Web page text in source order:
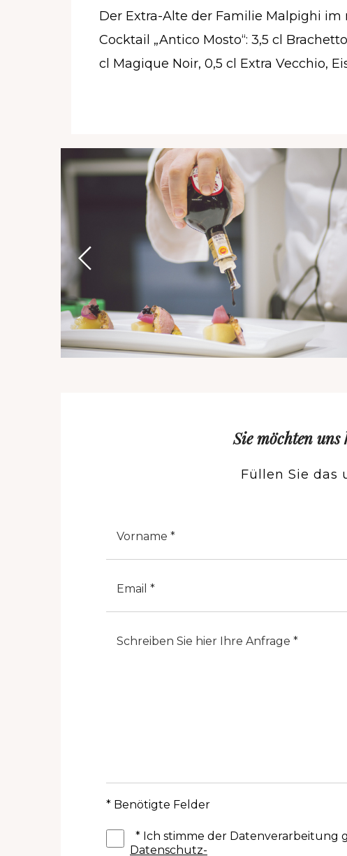
Der Extra-Alte der Familie Malpighi im
Cocktail „Antico Mosto“: 3,5 cl
cl Magique Noir, 0,5 cl Extra Vecchio,
Sie möchten
Füllen Sie das
* Benötigte Felder
* Ich stimme der Datenverarbeitung
Datenschutz-